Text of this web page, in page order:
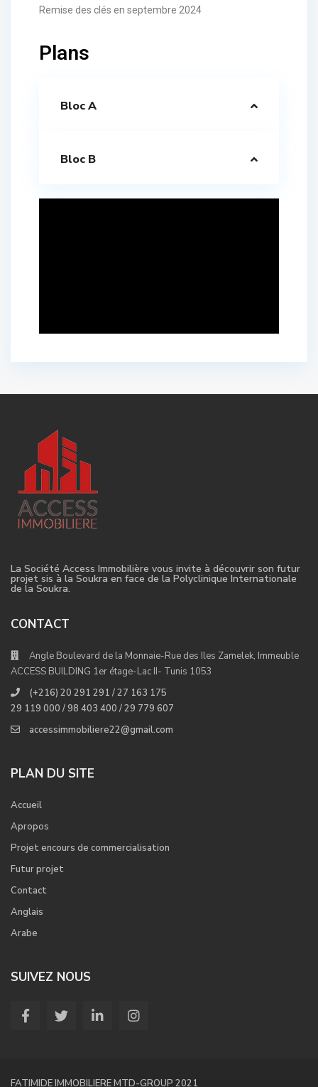
Remise des clés en septembre 2024
Plans
Bloc A
Bloc B
La Société Access Immobilière vous invite à découvrir son futur
projet sis à la Soukra en face de la Polyclinique Internationale
de la Soukra.
CONTACT
Angle Boulevard de la Monnaie-Rue des Iles Zamelek, Immeuble
ACCESS BUILDING 1er étage-Lac II- Tunis 1053
(+216) 20 291 291 / 27 163 175
29 119 000 / 98 403 400 / 29 779 607
accessimmobiliere22@gmail.com
PLAN DU SITE
Accueil
Apropos
Projet encours de commercialisation
Futur projet
Contact
Anglais
Arabe
SUIVEZ NOUS
FATIMIDE IMMOBILIERE MTD-GROUP 2021